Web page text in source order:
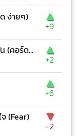
ง่ายๆ) ▲
+9
ไหนว่าจะไม่หลอกกัน (คอร์ด ง่ายๆ) ▲
+2
▲
+6
(Fear) ▼
-2